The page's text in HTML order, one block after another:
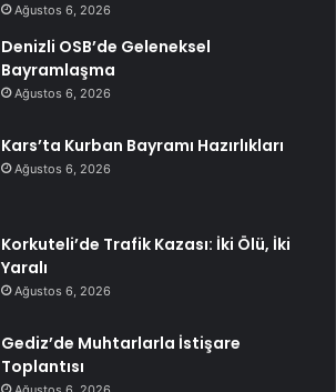
Ağustos 6, 2026
Denizli OSB’de Geleneksel
Bayramlaşma
Ağustos 6, 2026
Kars’ta Kurban Bayramı Hazırlıkları
Ağustos 6, 2026
Korkuteli’de Trafik Kazası: İki Ölü, İki
Yaralı
Ağustos 6, 2026
Gediz’de Muhtarlarla İstişare
Toplantısı